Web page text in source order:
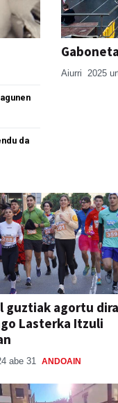
da
Aiurri 2025
guztiak agortu dira
Lasterka Itzuli
abe 31 ANDOAIN